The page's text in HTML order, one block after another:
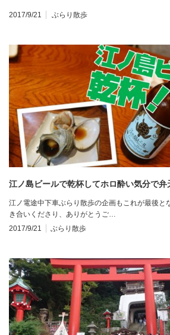
2017/9/21 ぶらり散歩
江ノ島ビールで乾杯してホロ酔い気分で
江ノ電途中下車ぶらり散歩の企画もこれが最後と
き合いくださり、ありがとうご…
2017/9/21
ぶらり散歩